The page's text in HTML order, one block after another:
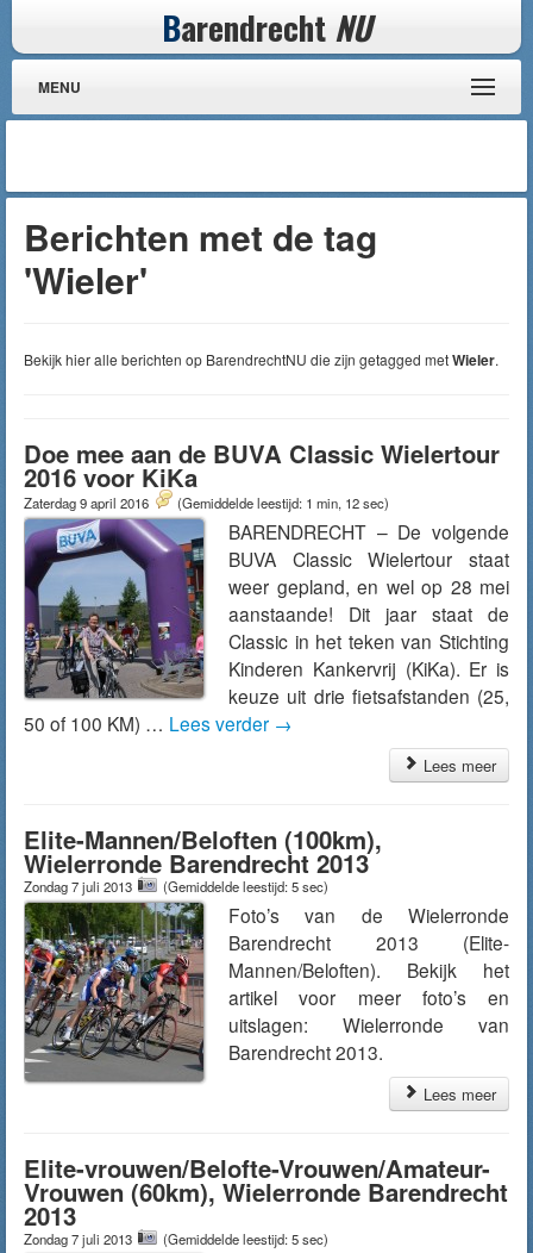
Barendrecht NU
MENU
Berichten met de tag
'Wieler'
Bekijk hier alle berichten op BarendrechtNU die zijn getagged metWieler.
Doe mee aan de BUVA Classic Wielertour
2016 voor KiKa
Zaterdag 9 april 2016 (Gemiddelde leestijd: 1 min, 12 sec)
BARENDRECHT – De volgende
BUVA Classic Wielertour staat
weer gepland, en wel op 28 mei
aanstaande! Dit jaar staat de
Classic in het teken van Stichting
Kinderen Kankervrij (KiKa). Er is
keuze uit drie fietsafstanden (25,
50 of 100 KM) … Lees verder →
Lees meer
Elite-Mannen/Beloften (100km),
Wielerronde Barendrecht 2013
Zondag 7 juli 2013 (Gemiddelde leestijd: 5 sec)
Foto’s van de Wielerronde
Barendrecht 2013 (Elite-
Mannen/Beloften). Bekijk het
artikel voor meer foto’s en
uitslagen: Wielerronde van
Barendrecht 2013.
Lees meer
Elite-vrouwen/Belofte-Vrouwen/Amateur-
Vrouwen (60km), Wielerronde Barendrecht
2013
Zondag 7 juli 2013 (Gemiddelde leestijd: 5 sec)